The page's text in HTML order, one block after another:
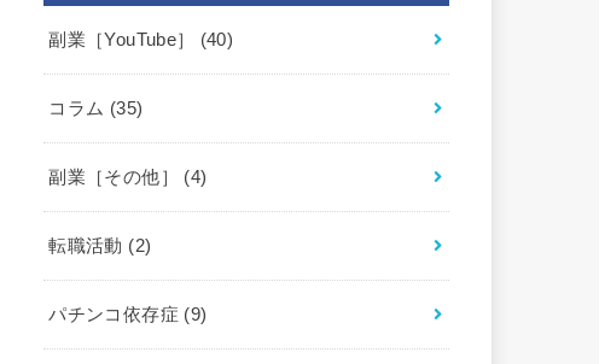
副業［YouTube］ (40)
コラム (35)
副業［その他］ (4)
転職活動 (2)
パチンコ依存症 (9)